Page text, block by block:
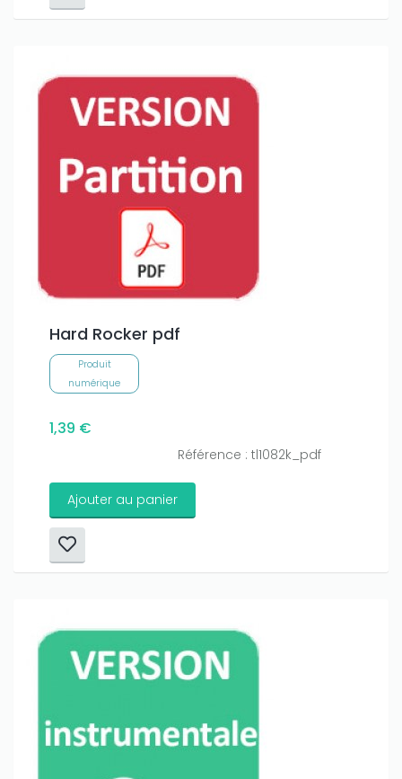
Hard Rocker pdf
Produit
numérique
1,39 €
Référence : tl1082k_pdf
Ajouter au panier